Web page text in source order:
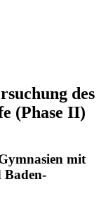
des
(Phase II)
mit
Baden-